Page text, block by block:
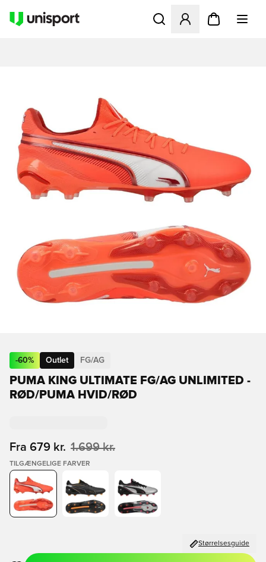
Åbner en Modal til at
-60% Outlet FG/AG
PUMA KING ULTIMATE FG/AG UNLIMITED -
RØD/PUMA HVID/RØD
Fra 679 kr. 1.699 kr.
TILGÆNGELIGE FARVER
Størrelsesguide